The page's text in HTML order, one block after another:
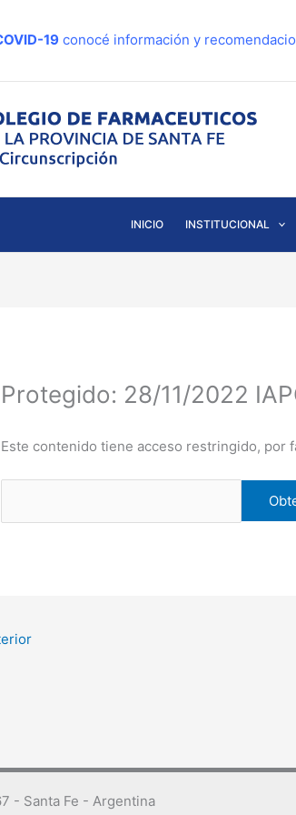
19 conocé información y
INICIO INSTITUCIONAL
Protegido: 28/11/2022
Este contenido tiene acceso restringido, por
- Santa Fe - Argentina